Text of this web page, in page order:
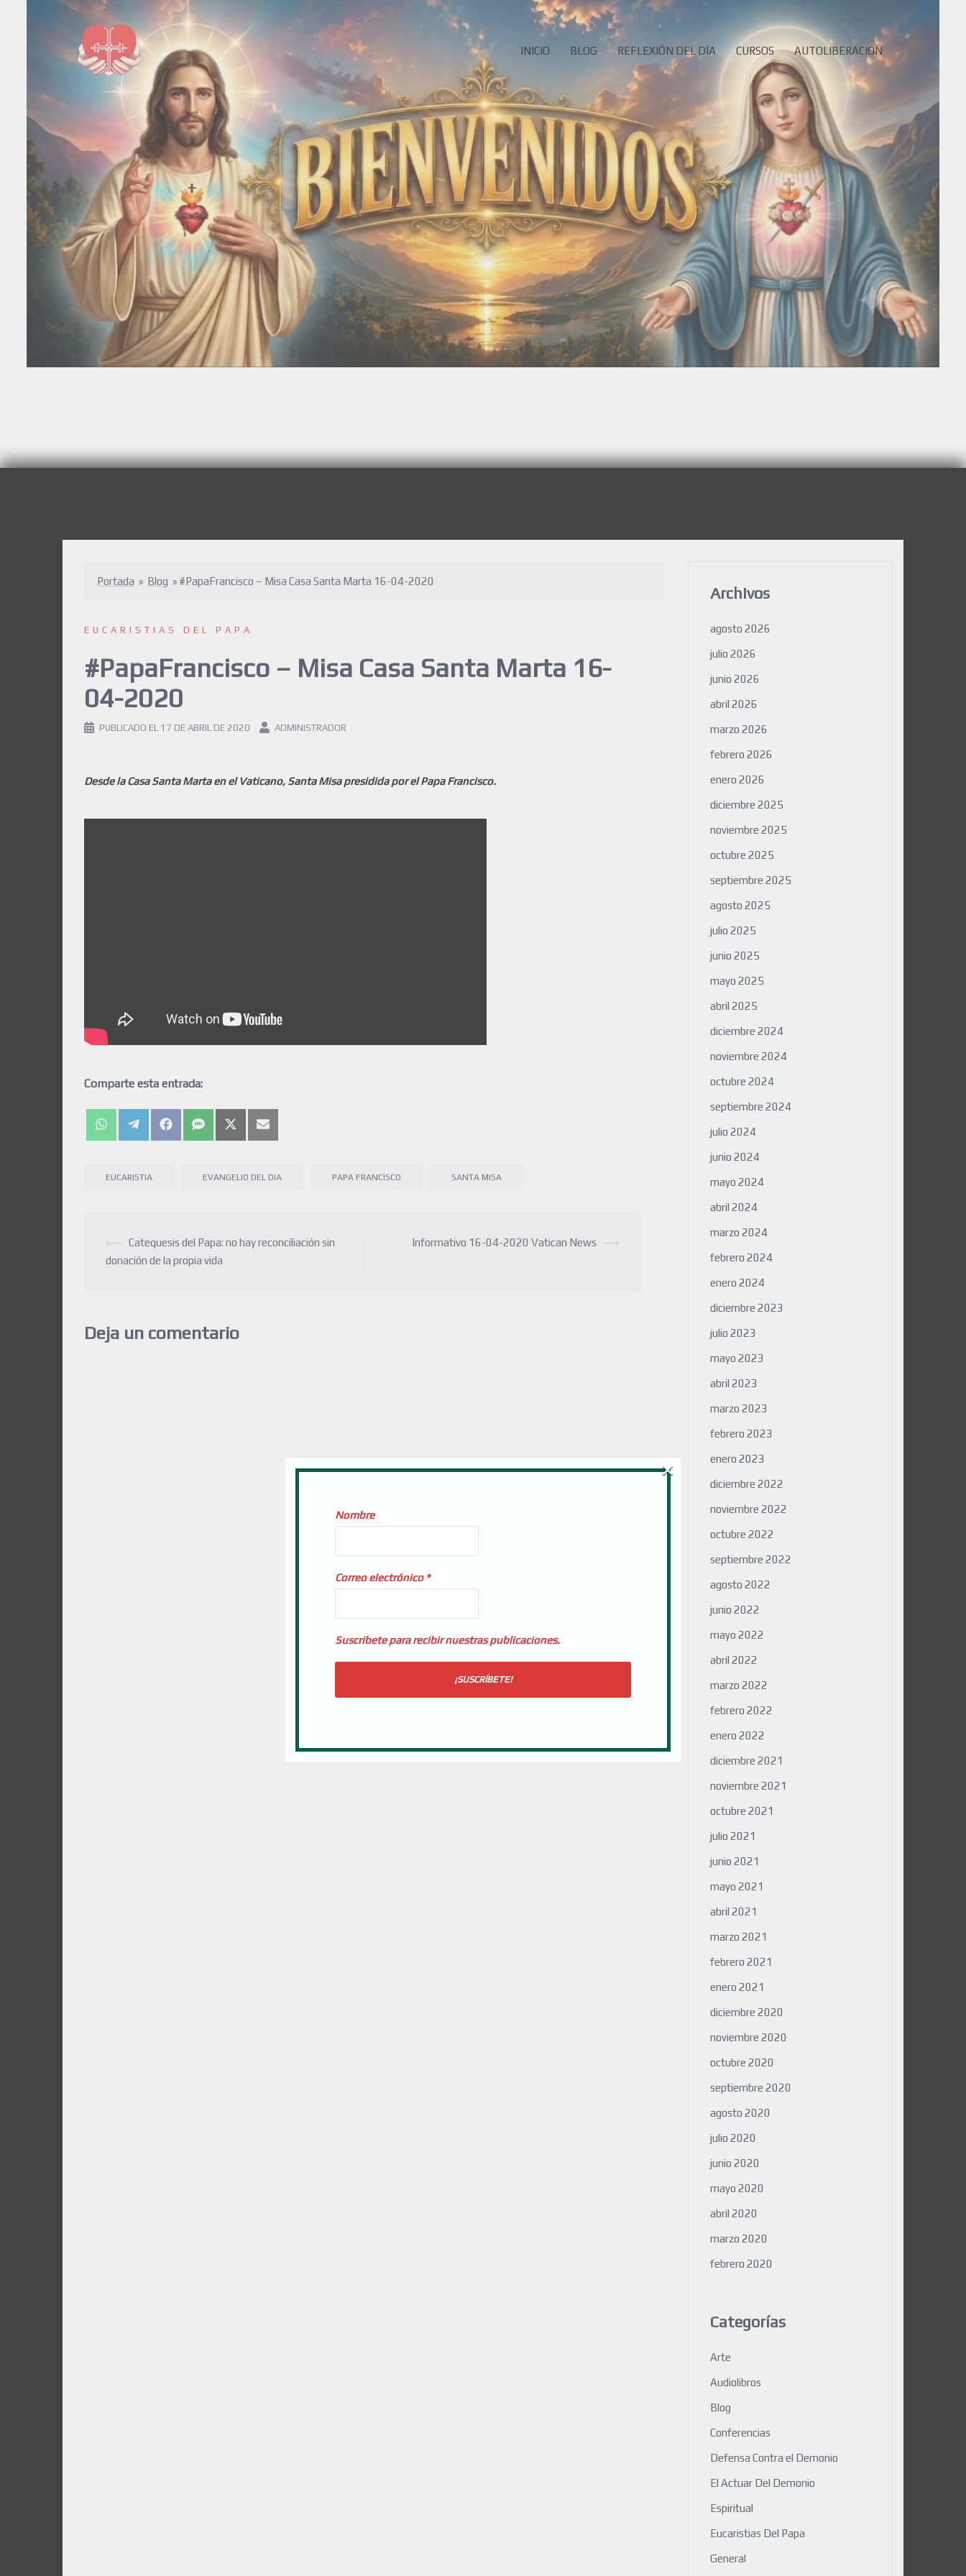
INICIO BLOG REFLEXIÓN DEL DÍA CURSOS AUTOLIBERACIÓN
Portada » Blog » #PapaFrancisco – Misa Casa Santa Marta 16-04-2020
EUCARISTIAS DEL PAPA
#PapaFrancisco – Misa Casa Santa Marta 16-
04-2020
PUBLICADO EL 17 DE ABRIL DE 2020 ADMINISTRADOR
Desde la Casa Santa Marta en el Vaticano, Santa Misa presidida por el Papa Francisco.
Comparte esta entrada:
EUCARISTIA EVANGELIO DEL DIA PAPA FRANCISCO SANTA MISA
⟵
Catequesis del Papa: no hay reconciliación sin
donación de la propia vida
Informativo 16-04-2020 Vatican News ⟶
Deja un comentario
Archivos
agosto 2026
julio 2026
junio 2026
abril 2026
marzo 2026
febrero 2026
enero 2026
diciembre 2025
noviembre 2025
octubre 2025
septiembre 2025
agosto 2025
julio 2025
junio 2025
mayo 2025
abril 2025
diciembre 2024
noviembre 2024
octubre 2024
septiembre 2024
julio 2024
junio 2024
mayo 2024
abril 2024
marzo 2024
febrero 2024
enero 2024
diciembre 2023
julio 2023
mayo 2023
abril 2023
marzo 2023
febrero 2023
enero 2023
diciembre 2022
noviembre 2022
octubre 2022
septiembre 2022
agosto 2022
junio 2022
mayo 2022
abril 2022
marzo 2022
febrero 2022
enero 2022
diciembre 2021
noviembre 2021
octubre 2021
julio 2021
junio 2021
mayo 2021
abril 2021
marzo 2021
febrero 2021
enero 2021
diciembre 2020
noviembre 2020
octubre 2020
septiembre 2020
agosto 2020
julio 2020
junio 2020
mayo 2020
abril 2020
marzo 2020
febrero 2020
Categorías
Arte
Audiolibros
Blog
Conferencias
Defensa Contra el Demonio
El Actuar Del Demonio
Espiritual
Eucaristias Del Papa
General
Nombre
Correo electrónico *
Suscribete para recibir nuestras publicaciones.
×